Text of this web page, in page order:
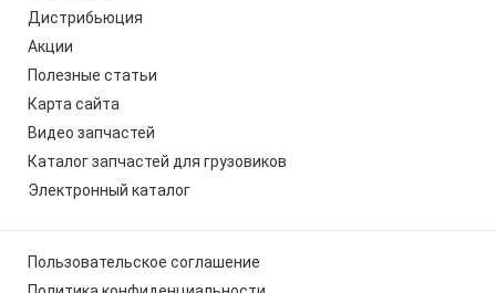
Дистрибьюция
Акции
Полезные статьи
Карта сайта
Видео запчастей
Каталог запчастей для грузовиков
Электронный каталог
Пользовательское соглашение